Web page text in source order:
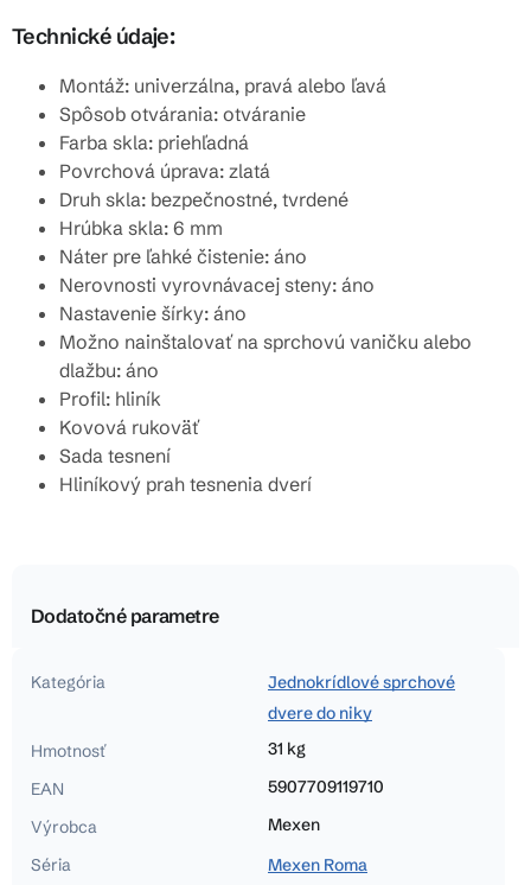
Technické údaje:
Montáž: univerzálna, pravá alebo ľavá
Spôsob otvárania: otváranie
Farba skla: priehľadná
Povrchová úprava: zlatá
Druh skla: bezpečnostné, tvrdené
Hrúbka skla: 6 mm
Náter pre ľahké čistenie: áno
Nerovnosti vyrovnávacej steny: áno
Nastavenie šírky: áno
Možno nainštalovať na sprchovú vaničku alebo
dlažbu: áno
Profil: hliník
Kovová rukoväť
Sada tesnení
Hliníkový prah tesnenia dverí
Dodatočné parametre
Kategória
Jednokrídlové sprchové
dvere do niky
Hmotnosť
31 kg
EAN
5907709119710
Výrobca
Mexen
Séria
Mexen Roma